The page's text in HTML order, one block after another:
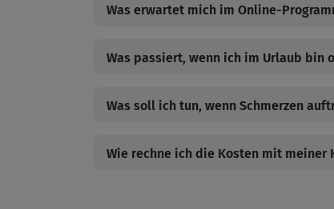
Was erwartet mich im Online-
Was passiert, wenn ich im Urlaub bin
Was soll ich tun, wenn Schmerzen
Wie rechne ich die Kosten mit meiner